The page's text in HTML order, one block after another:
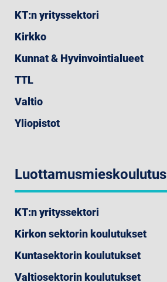
KT:n yrityssektori
Kirkko
Kunnat & Hyvinvointialueet
TTL
Valtio
Yliopistot
Luottamusmieskoulutus
KT:n yrityssektori
Kirkon sektorin koulutukset
Kuntasektorin koulutukset
Valtiosektorin koulutukset